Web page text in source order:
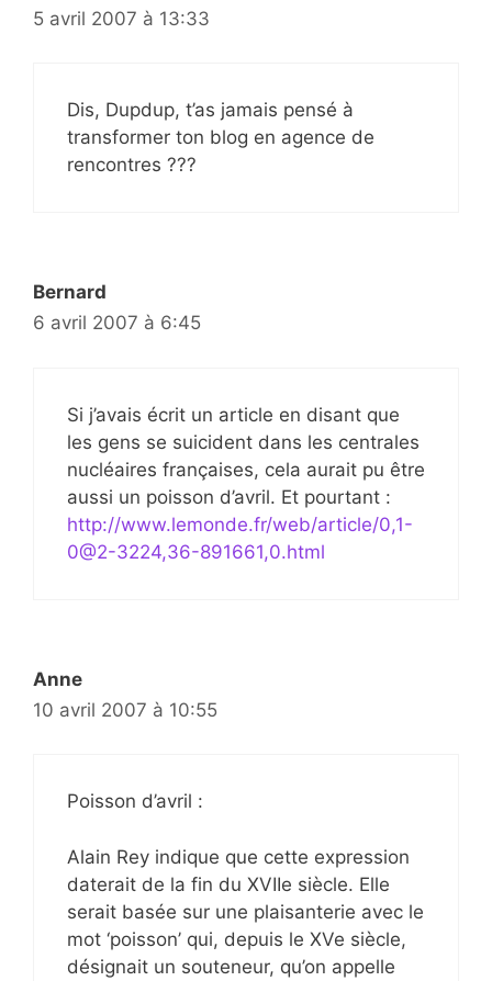
5 avril 2007 à 13:33
Dis, Dupdup, t’as jamais pensé à
transformer ton blog en agence de
rencontres ???
Bernard
6 avril 2007 à 6:45
Si j’avais écrit un article en disant que
les gens se suicident dans les centrales
nucléaires françaises, cela aurait pu être
aussi un poisson d’avril. Et pourtant :
http://www.lemonde.fr/web/article/0,1-
0@2-3224,36-891661,0.html
Anne
10 avril 2007 à 10:55
Poisson d’avril :
Alain Rey indique que cette expression
daterait de la fin du XVIIe siècle. Elle
serait basée sur une plaisanterie avec le
mot ‘poisson’ qui, depuis le XVe siècle,
désignait un souteneur, qu’on appelle